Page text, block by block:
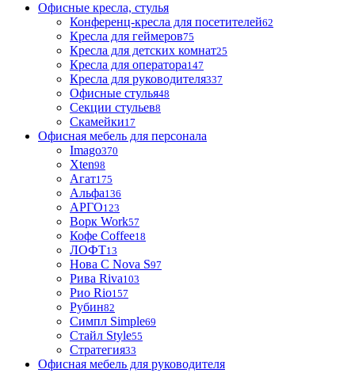
Офисные кресла, стулья
Конференц-кресла для посетителей62
Кресла для геймеров75
Кресла для детских комнат25
Кресла для оператора147
Кресла для руководителя337
Офисные стулья48
Секции стульев8
Скамейки17
Офисная мебель для персонала
Imago370
Xten98
Агат175
Альфа136
АРГО123
Ворк Work57
Кофе Coffee18
ЛОФТ13
Нова С Nova S97
Рива Riva103
Рио Rio157
Рубин82
Симпл Simple69
Стайл Style55
Стратегия33
Офисная мебель для руководителя